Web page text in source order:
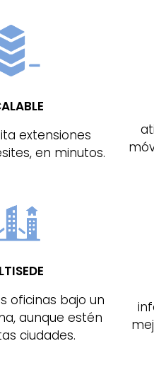
extensiones
en minutos.
oficinas bajo un
aunque estén
ciudades.